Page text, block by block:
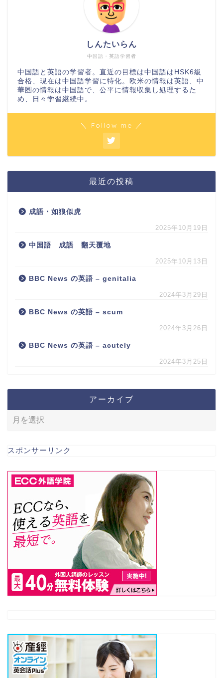
中国語・英語学習者
しんたいらん
中国語と英語の学習者。直近の目標は中国語はHSK6級
合格、現在は中国語学習に特化。欧米の情報は英語、中
華圏の情報は中国語で、公平に情報収集し処理するた
め、日々学習継続中。
＼ Follow me ／
最近の投稿
成語・如狼似虎
2025年10月19日
中国語 成語 翻天覆地
2025年10月13日
BBC News の英語 – genitalia
2024年3月29日
BBC News の英語 – scum
2024年3月26日
BBC News の英語 – acutely
2024年3月25日
アーカイブ
スポンサーリンク